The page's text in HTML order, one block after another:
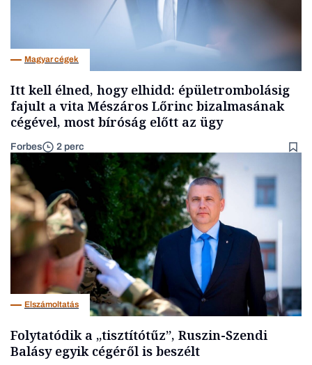
Magyar cégek
Itt kell élned, hogy elhidd: épületrombolásig
fajult a vita Mészáros Lőrinc bizalmasának
cégével, most bíróság előtt az ügy
Forbes 2 perc
Elszámoltatás
Folytatódik a „tisztítótűz”, Ruszin-Szendi
Balásy egyik cégéről is beszélt